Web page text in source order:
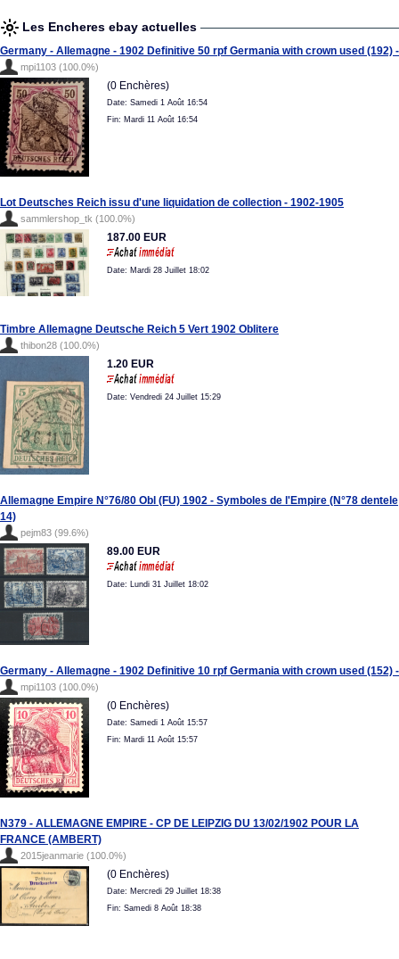
Les Encheres ebay actuelles
Germany - Allemagne - 1902 Definitive 50 rpf Germania with crown used (192) -
mpi1103 (100.0%)
(0 Enchères)
Date: Samedi 1 Août 16:54
Fin: Mardi 11 Août 16:54
Lot Deutsches Reich issu d'une liquidation de collection - 1902-1905
sammlershop_tk (100.0%)
187.00 EUR
Date: Mardi 28 Juillet 18:02
Timbre Allemagne Deutsche Reich 5 Vert 1902 Oblitere
thibon28 (100.0%)
1.20 EUR
Date: Vendredi 24 Juillet 15:29
Allemagne Empire N°76/80 Obl (FU) 1902 - Symboles de l'Empire (N°78 dentele
14)
pejm83 (99.6%)
89.00 EUR
Date: Lundi 31 Juillet 18:02
Germany - Allemagne - 1902 Definitive 10 rpf Germania with crown used (152) -
mpi1103 (100.0%)
(0 Enchères)
Date: Samedi 1 Août 15:57
Fin: Mardi 11 Août 15:57
N379 - ALLEMAGNE EMPIRE - CP DE LEIPZIG DU 13/02/1902 POUR LA
FRANCE (AMBERT)
2015jeanmarie (100.0%)
(0 Enchères)
Date: Mercredi 29 Juillet 18:38
Fin: Samedi 8 Août 18:38